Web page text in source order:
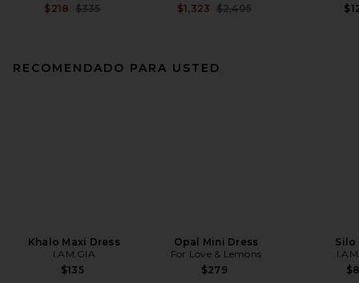
$218 Previous price:
$335
$1,323 Previous price:
$2,405
RECOMENDADO PARA USTED
Khalo Maxi Dress
I.AM.GIA
$135
Opal Mini Dress
For Love & Lemons
$279
Silo